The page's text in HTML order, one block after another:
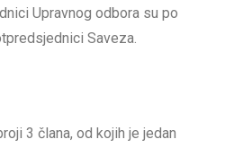
Upravnog odbora su po
Saveza.
3 člana, od kojih je jedan